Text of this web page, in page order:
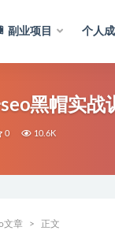
副业项目 个人
黑帽实战
0 10.6K
文章 正文